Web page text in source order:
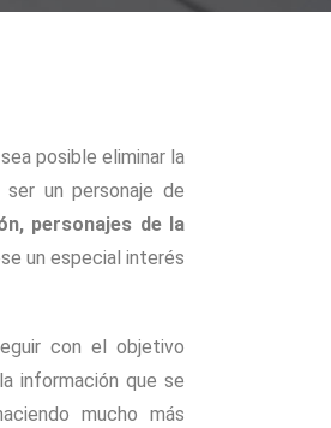
posible eliminar la
un personaje de
personajes de la
un especial interés
con el objetivo
información que se
mucho más